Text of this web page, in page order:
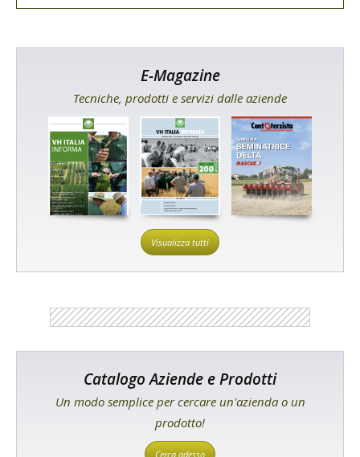
E-Magazine
Tecniche, prodotti e servizi dalle aziende
Visualizza tutti
Catalogo Aziende e Prodotti
Un modo semplice per cercare un'azienda o un
prodotto!
Cerca adesso